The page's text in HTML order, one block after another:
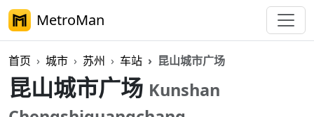
MetroMan
首页 城市 苏州 车站 昆山城市广场
昆山城市广场 Kunshan